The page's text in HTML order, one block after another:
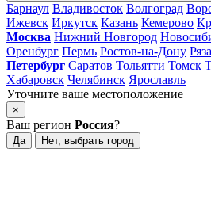
Барнаул Владивосток Волгоград
Ижевск Иркутск Казань Кемерово
Москва Нижний Новгород
Оренбург Пермь Ростов-на-Дону
Петербург Саратов Тольятти Томск
Хабаровск Челябинск Ярославль
Уточните ваше местоположение
×
Ваш регион Россия?
Да Нет, выбрать город